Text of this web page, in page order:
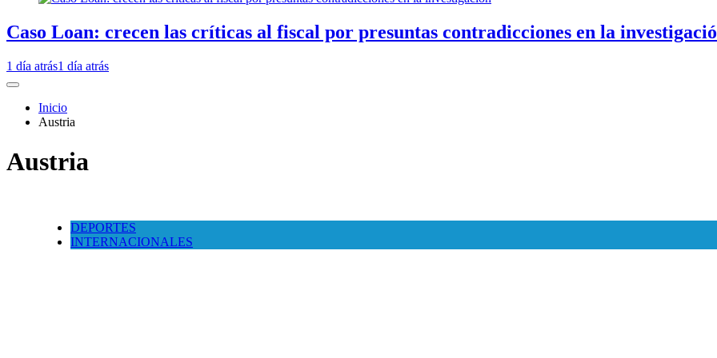
Caso Loan: crecen las críticas al fiscal por presuntas contradicciones en la
1 día atrás1 día atrás
Inicio
Austria
Austria
DEPORTES
INTERNACIONALES